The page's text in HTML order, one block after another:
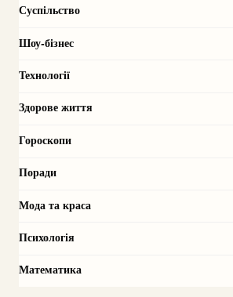
Суспільство
Шоу-бізнес
Технології
Здорове життя
Гороскопи
Поради
Мода та краса
Психологія
Математика